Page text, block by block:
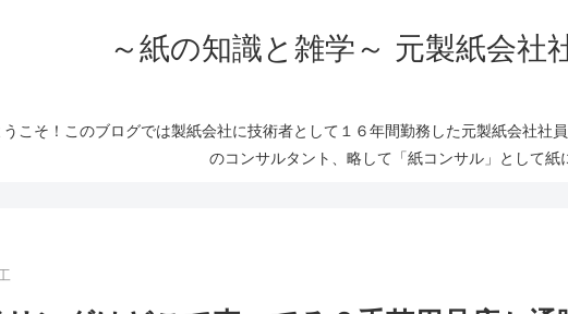
～紙の知識と雑学～ 元製紙会社
こそ！このブログでは製紙会社に技術者として１６年間勤務した元製紙会社
のコンサルタント、略して「紙コンサル」として紙